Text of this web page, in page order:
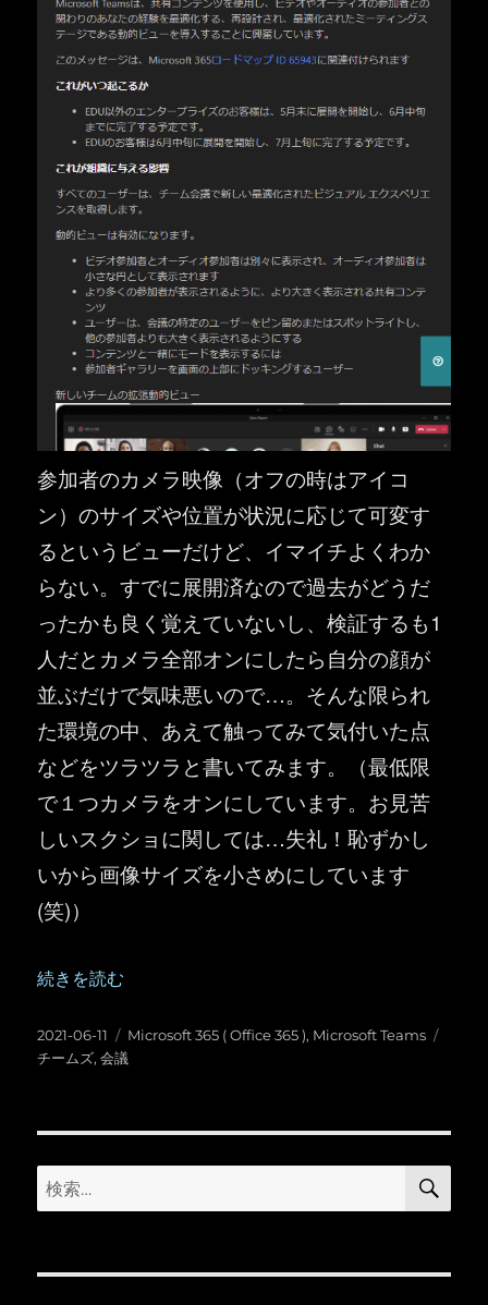
参加者のカメラ映像（オフの時はアイコ
ン）のサイズや位置が状況に応じて可変す
るというビューだけど、イマイチよくわか
らない。すでに展開済なので過去がどうだ
ったかも良く覚えていないし、検証するも1
人だとカメラ全部オンにしたら自分の顔が
並ぶだけで気味悪いので…。そんな限られ
た環境の中、あえて触ってみて気付いた点
などをツラツラと書いてみます。（最低限
で１つカメラをオンにしています。お見苦
しいスクショに関しては…失礼！恥ずかし
いから画像サイズを小さめにしています
(笑)）
“Microsoft Teams ：会議のダイナミックビュー” の
続きを読む
投
稿
2021-06-11
カ
テ
Microsoft 365 ( Office 365 ), Microsoft Teams
チームズ,会議
検
索:
検